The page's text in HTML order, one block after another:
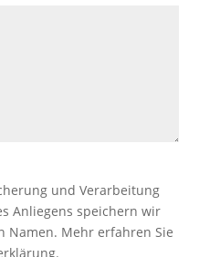
und Verarbeitung
Anliegens speichern wir
Namen. Mehr erfahren Sie